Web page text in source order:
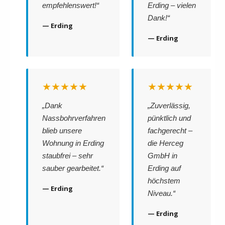
empfehlenswert!“
— Erding
Erding – vielen
Dank!“
— Erding
★★★★★
„Dank
Nassbohrverfahren
blieb unsere
Wohnung in Erding
staubfrei – sehr
sauber gearbeitet.“
— Erding
★★★★★
„Zuverlässig,
pünktlich und
fachgerecht –
die Herceg
GmbH in
Erding auf
höchstem
Niveau.“
— Erding